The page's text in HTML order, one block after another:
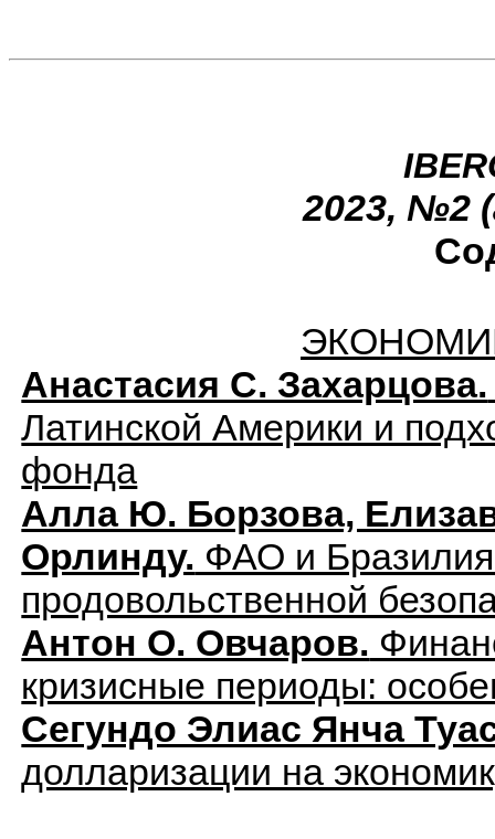
2023, №2
Анастасия С. Захарцова.
Латинской Америки и
фонда
Алла Ю. Борзова,
Орлинду. ФАО и
продовольственной
Антон О. Овчаров.
кризисные периоды:
Сегундо Элиас Янча
долларизации на